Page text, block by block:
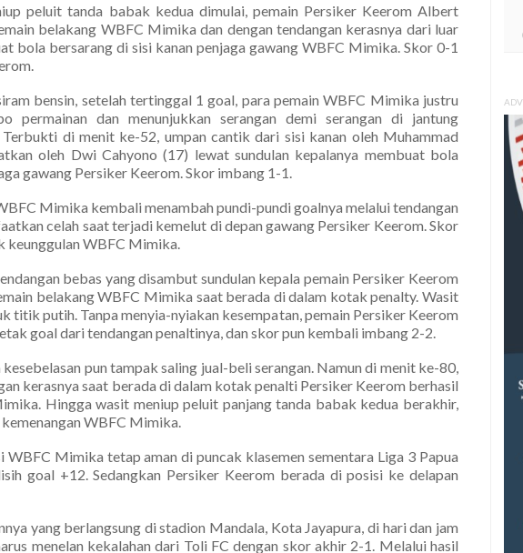
peluit tanda babak kedua dimulai, pemain Persiker Keerom Albert
belakang WBFC Mimika dan dengan tendangan kerasnya dari luar
bola bersarang di sisi kanan penjaga gawang WBFC Mimika. Skor 0-1
bensin, setelah tertinggal 1 goal, para pemain WBFC Mimika justru
permainan dan menunjukkan serangan demi serangan di jantung
di menit ke-52, umpan cantik dari sisi kanan oleh Muhammad
oleh Dwi Cahyono (17) lewat sundulan kepalanya membuat bola
gawang Persiker Keerom. Skor imbang 1-1.
Mimika kembali menambah pundi-pundi goalnya melalui tendangan
celah saat terjadi kemelut di depan gawang Persiker Keerom. Skor
keunggulan WBFC Mimika.
bebas yang disambut sundulan kepala pemain Persiker Keerom
belakang WBFC Mimika saat berada di dalam kotak penalty. Wasit
titik putih. Tanpa menyia-nyiakan kesempatan, pemain Persiker Keerom
goal dari tendangan penaltinya, dan skor pun kembali imbang 2-2.
pun tampak saling jual-beli serangan. Namun di menit ke-80,
kerasnya saat berada di dalam kotak penalti Persiker Keerom berhasil
Hingga wasit meniup peluit panjang tanda babak kedua berakhir,
WBFC Mimika.
WBFC Mimika tetap aman di puncak klasemen sementara Liga 3 Papua
goal +12. Sedangkan Persiker Keerom berada di posisi ke delapan
yang berlangsung di stadion Mandala, Kota Jayapura, di hari dan jam
menelan kekalahan dari Toli FC dengan skor akhir 2-1. Melalui hasil